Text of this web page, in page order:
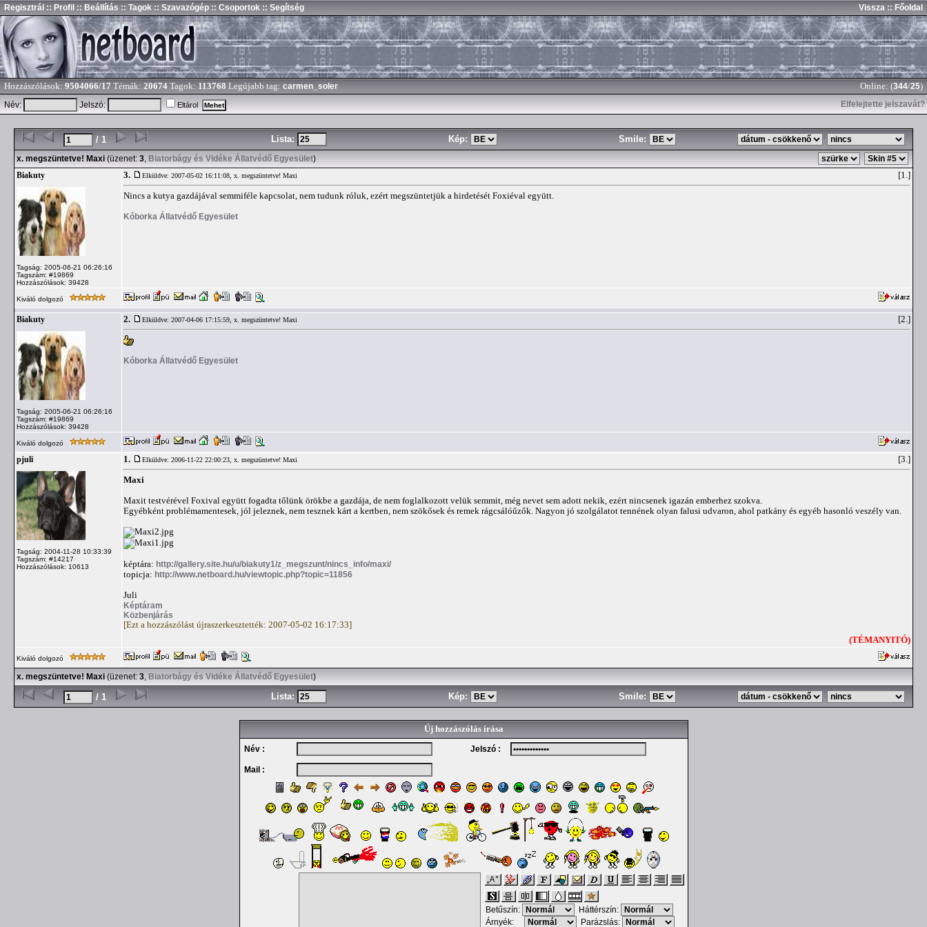
Regisztrál :: Profil :: Beállítás :: Tagok :: Szavazógép :: Csoportok :: Segítség Vissza :: Főoldal
Hozzászólások: 9504066/17 Témák: 20674 Tagok: 113768 Legújabb tag: carmen_soler Online: (344/25)
Név: Jelszó: Eltárol Elfelejtette jelszavát?
/ 1 Lista: Kép: Smile:
x. megszüntetve! Maxi (üzenet: 3, Biatorbágy és Vidéke Állatvédő Egyesület)
Biakuty
Tagság: 2005-06-21 06:26:16
Tagszám: #19869
Hozzászólások: 39428
3. Elküldve: 2007-05-02 16:11:08, x. megszüntetve! Maxi [1.]
Nincs a kutya gazdájával semmiféle kapcsolat, nem tudunk róluk, ezért megszüntetjük a hirdetését Foxiéval együtt.
Kóborka Állatvédő Egyesület
Kiváló dolgozó
Biakuty
Tagság: 2005-06-21 06:26:16
Tagszám: #19869
Hozzászólások: 39428
2. Elküldve: 2007-04-06 17:15:59, x. megszüntetve! Maxi [2.]
Kóborka Állatvédő Egyesület
Kiváló dolgozó
pjuli
Tagság: 2004-11-28 10:33:39
Tagszám: #14217
Hozzászólások: 10613
1. Elküldve: 2006-11-22 22:00:23, x. megszüntetve! Maxi [3.]
Maxi
Maxit testvérével Foxival együtt fogadta tőlünk örökbe a gazdája, de nem foglalkozott velük semmit, még nevet sem adott nekik, ezért nincsenek igazán emberhez szokva.
Egyébként problémamentesek, jól jeleznek, nem tesznek kárt a kertben, nem szökősek és remek rágcsálóűzők. Nagyon jó szolgálatot tennének olyan falusi udvaron, ahol patkány és egyéb hasonló veszély van.
képtára: http://gallery.site.hu/u/biakuty1/z_megszunt/nincs_info/maxi/
topicja: http://www.netboard.hu/viewtopic.php?topic=11856
Juli
Képtáram
Közbenjárás
[Ezt a hozzászólást újraszerkesztették: 2007-05-02 16:17:33]
(TÉMANYITÓ)
Kiváló dolgozó
x. megszüntetve! Maxi (üzenet: 3, Biatorbágy és Vidéke Állatvédő Egyesület)
/ 1 Lista: Kép: Smile:
Új hozzászólás írása
Név : Jelszó :
Mail :
Betűszín:
Háttérszín:
Árnyék:
Parázslás: